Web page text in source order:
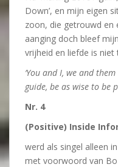
Down’, en mijn eigen
zoon, die getrouwd en
aanging doch bleef
vrijheid en liefde is niet
‘You and I, we and
guide, be as wise to be
Nr. 4
(Positive) Inside
werd als singel alleen
met voorwoord van